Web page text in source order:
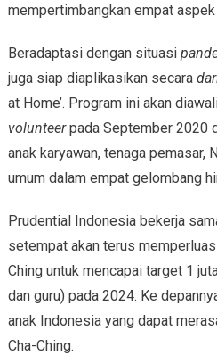
mempertimbangkan empat
Beradaptasi dengan situasi
juga siap diaplikasikan secara
at Home’. Program ini akan
volunteerpada September 2020
anak karyawan, tenaga pemasar,
umum dalam empat gelombang
Prudential Indonesia bekerja
setempat akan terus
Ching untuk mencapai target 1
dan guru) pada 2024. Ke
anak Indonesia yang dapat
Cha-Ching.